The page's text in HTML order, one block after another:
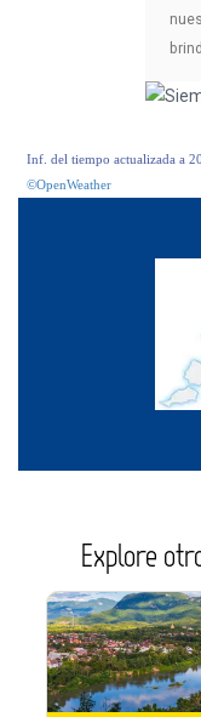
Inf. del tiempo actualizada a
©OpenWeather
Explore